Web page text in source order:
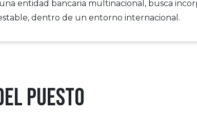
entidad bancaria multinacional, busca
dentro de un entorno internacional.
puesto